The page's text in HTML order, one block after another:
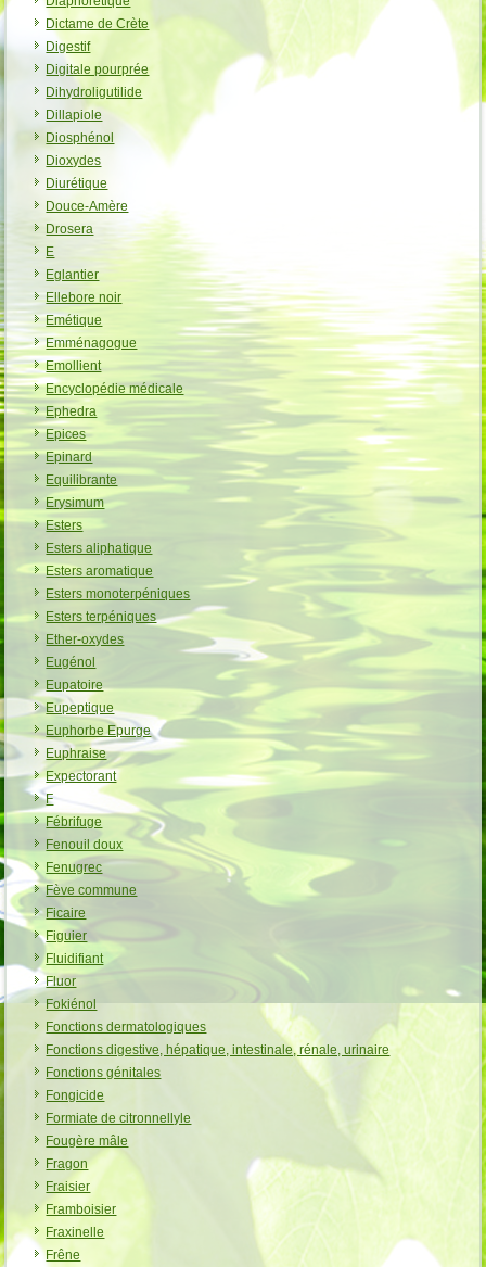
Dictame de Crète
Digestif
Digitale pourprée
Dihydroligutilide
Dillapiole
Diosphénol
Dioxydes
Diurétique
Douce-Amère
Drosera
E
Eglantier
Ellebore noir
Emétique
Emménagogue
Emollient
Encyclopédie médicale
Ephedra
Epices
Epinard
Equilibrante
Erysimum
Esters
Esters aliphatique
Esters aromatique
Esters monoterpéniques
Esters terpéniques
Ether-oxydes
Eugénol
Eupatoire
Eupeptique
Euphorbe Epurge
Euphraise
Expectorant
F
Fébrifuge
Fenouil doux
Fenugrec
Fève commune
Ficaire
Figuier
Fluidifiant
Fluor
Fokiénol
Fonctions dermatologiques
Fonctions digestive, hépatique, intestinale, rénale, urinaire
Fonctions génitales
Fongicide
Formiate de citronnellyle
Fougère mâle
Fragon
Fraisier
Framboisier
Fraxinelle
Frêne